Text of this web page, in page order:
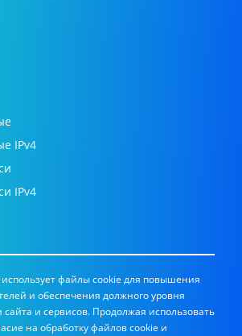
IPv4
IPv4
файлы cookie для повышения
и обеспечения должного уровня
сайта и сервисов. Продолжая использовать
на обработку файлов cookie и